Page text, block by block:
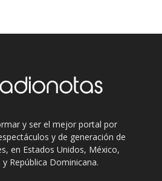
y ser el mejor portal por
y de generación de
en Estados Unidos, México,
República Dominicana.